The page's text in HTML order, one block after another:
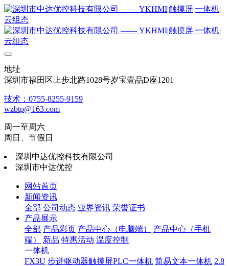
地址
深圳市福田区上步北路1028号岁宝壹品D座1201
技术：0755-8255-9159
wzbtp@163.com
周一至周六
周日、节假日
深圳中达优控科技有限公司
深圳市中达优控
网站首页
新闻资讯
全部 公司动态 业界资讯 荣誉证书
产品展示
全部 产品彩页 产品中心（电脑端）
产品中心（手机
端）
新品 特惠活动 温度控制
一体机
FX3U 步进驱动器触摸屏PLC一体机 简易文本一体机 2.8